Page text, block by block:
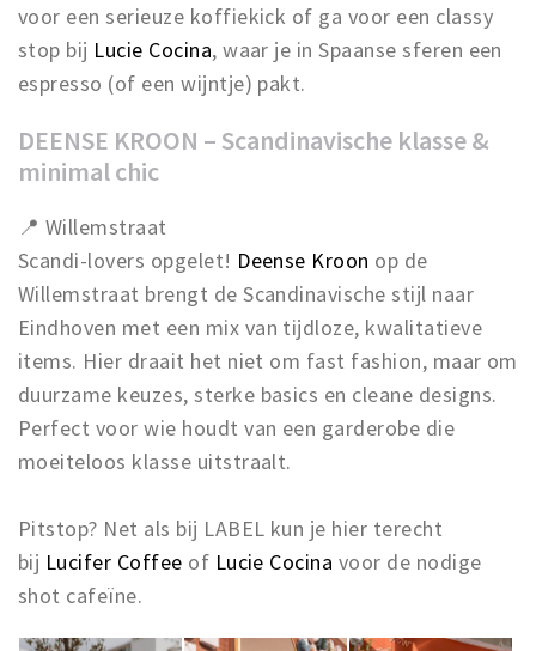
voor een serieuze koffiekick of ga voor een classy
stop bij Lucie Cocina, waar je in Spaanse sferen een
espresso (of een wijntje) pakt.
DEENSE KROON – Scandinavische klasse &
minimal chic
📍 Willemstraat
Scandi-lovers opgelet! Deense Kroon op de
Willemstraat brengt de Scandinavische stijl naar
Eindhoven met een mix van tijdloze, kwalitatieve
items. Hier draait het niet om fast fashion, maar om
duurzame keuzes, sterke basics en cleane designs.
Perfect voor wie houdt van een garderobe die
moeiteloos klasse uitstraalt.
Pitstop? Net als bij LABEL kun je hier terecht
bij Lucifer Coffee of Lucie Cocina voor de nodige
shot cafeïne.